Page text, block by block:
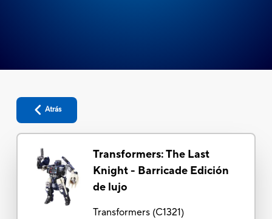
Atrás
Transformers: The Last
Knight - Barricade Edición
de lujo
Transformers(C1321)